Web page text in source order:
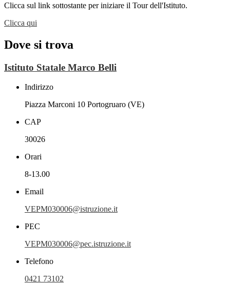
Clicca sul link sottostante per iniziare il Tour dell'Istituto.
Clicca qui
Dove si trova
Istituto Statale Marco Belli
Indirizzo
Piazza Marconi 10 Portogruaro (VE)
CAP
30026
Orari
8-13.00
Email
VEPM030006@istruzione.it
PEC
VEPM030006@pec.istruzione.it
Telefono
0421 73102